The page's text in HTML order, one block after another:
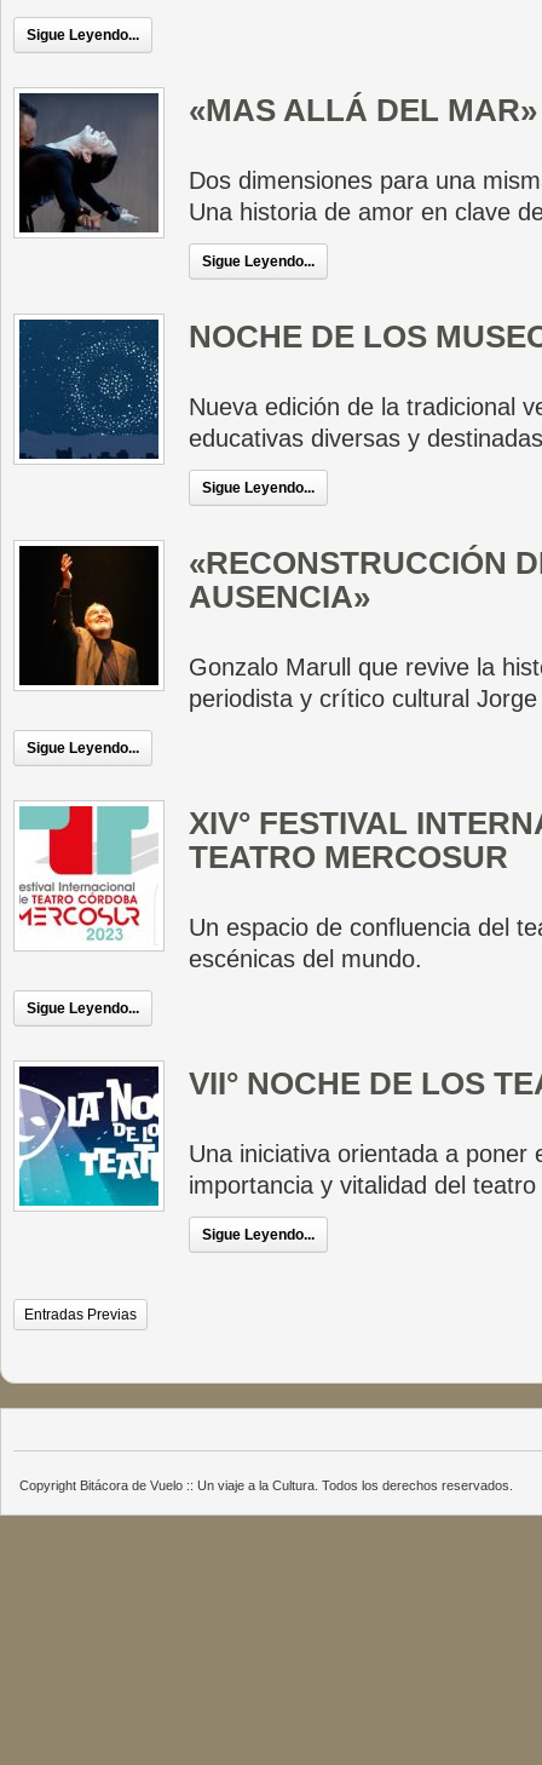
Sigue Leyendo...
«MAS ALLÁ DEL MAR»
Dos dimensiones para una
Una historia de amor en clave
Sigue Leyendo...
NOCHE DE LOS
Nueva edición de la tradicional
educativas diversas y
Sigue Leyendo...
«RECONSTRUCCIÓN
AUSENCIA»
Gonzalo Marull que revive la
periodista y crítico cultural
Sigue Leyendo...
XIV° FESTIVAL
TEATRO MERCOSUR
Un espacio de confluencia del
escénicas del mundo.
Sigue Leyendo...
VII° NOCHE DE LOS
Una iniciativa orientada a poner
importancia y vitalidad del
Sigue Leyendo...
Entradas Previas
Copyright Bitácora de Vuelo :: Un viaje a la Cultura. Todos los derechos reservados.